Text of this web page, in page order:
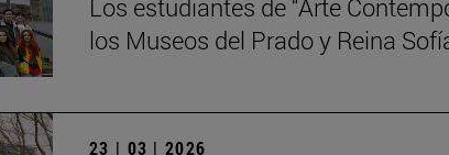
Los estudiantes de “Arte
los Museos del Prado y Reina
23 | 03 | 2026